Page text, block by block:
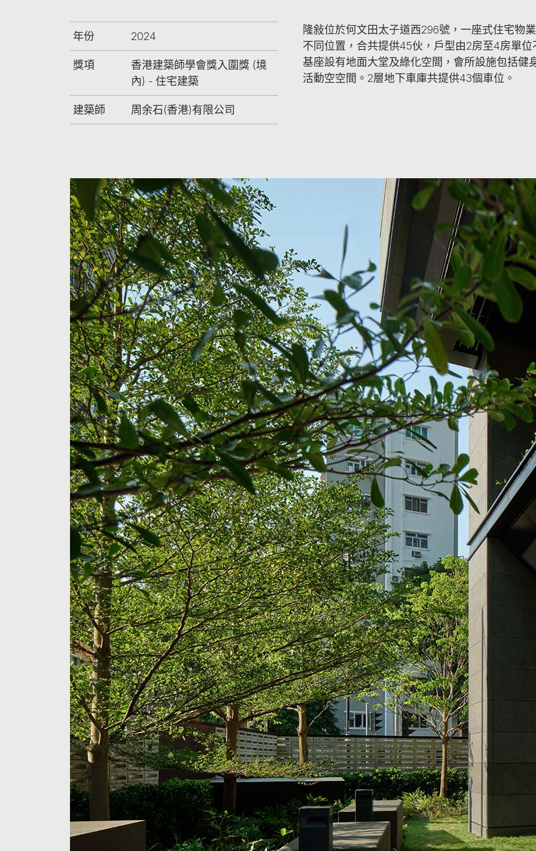
年份 2024
獎項
香港建築師學會獎入圍獎 (境
內) - 住宅建築
建築師 周余石(香港)有限公司
隆敍位於何文田太子道西296號，一座式住宅物
不同位置，合共提供45伙，戶型由2房至4房單
基座設有地面大堂及綠化空間，會所設施包括健
活動空空間。2層地下車庫共提供43個車位。